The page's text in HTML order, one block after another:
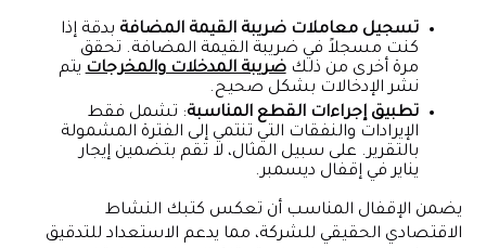
تسجيل معاملات ضريبة القيمة المضافة بدقة إذا
كنت مسجلاً في ضريبة القيمة المضافة. تحقق
مرة أخرى من ذلكضريبة المدخلات والمخرجاتيتم
نشر الإدخالات بشكل صحيح.
تطبيق إجراءات القطع المناسبة: تشمل فقط
الإيرادات والنفقات التي تنتمي إلى الفترة المشمولة
بالتقرير. على سبيل المثال، لا تقم بتضمين إيجار
يناير في إقفال ديسمبر.
يضمن الإقفال المناسب أن تعكس كتبك النشاط
الاقتصادي الحقيقي للشركة، مما يدعم الاستعداد للتدقيق